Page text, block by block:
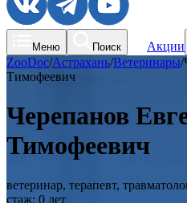
Меню Поиск Акции
ZooDoc/Астрахань/Ветеринары/
Тимофеевич
Черепанов
Тимофеевич
ветеринар, терапевт,
стаж: 0 лет